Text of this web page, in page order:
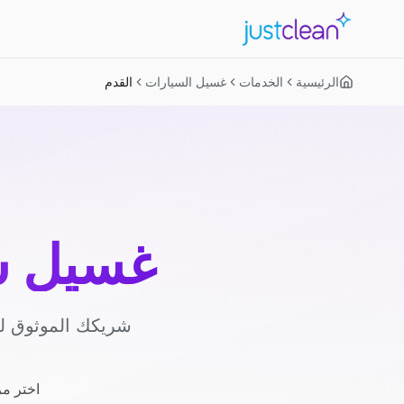
الرئيسية الخدمات غسيل السيارات القدم
غسيل
شريكك الموثوق
اختر